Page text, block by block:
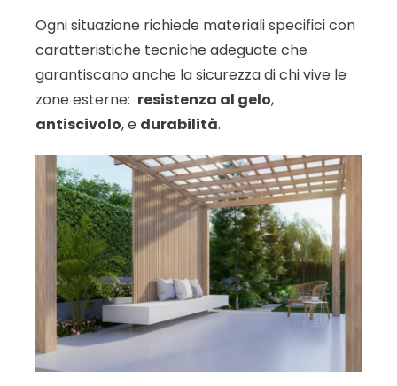
Ogni situazione richiede materiali specifici con
caratteristiche tecniche adeguate che
garantiscano anche la sicurezza di chi vive le
zone esterne: resistenza al gelo,
antiscivolo, e durabilità.